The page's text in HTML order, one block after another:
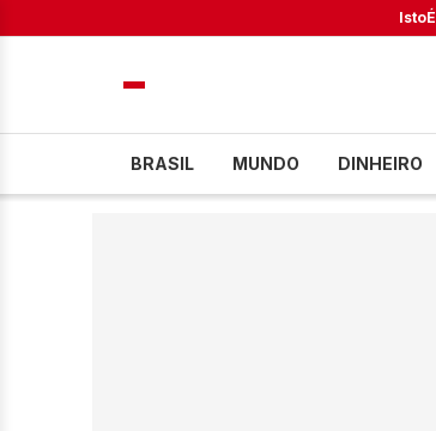
IstoÉ
BRASIL MUNDO DINHEIRO